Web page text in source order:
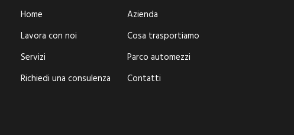
Home
Azienda
Lavora con noi
Cosa trasportiamo
Servizi
Parco automezzi
Richiedi una consulenza
Contatti